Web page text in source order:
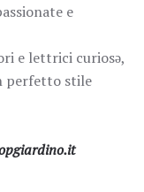
e
e lettrici curiosə,
perfetto stile